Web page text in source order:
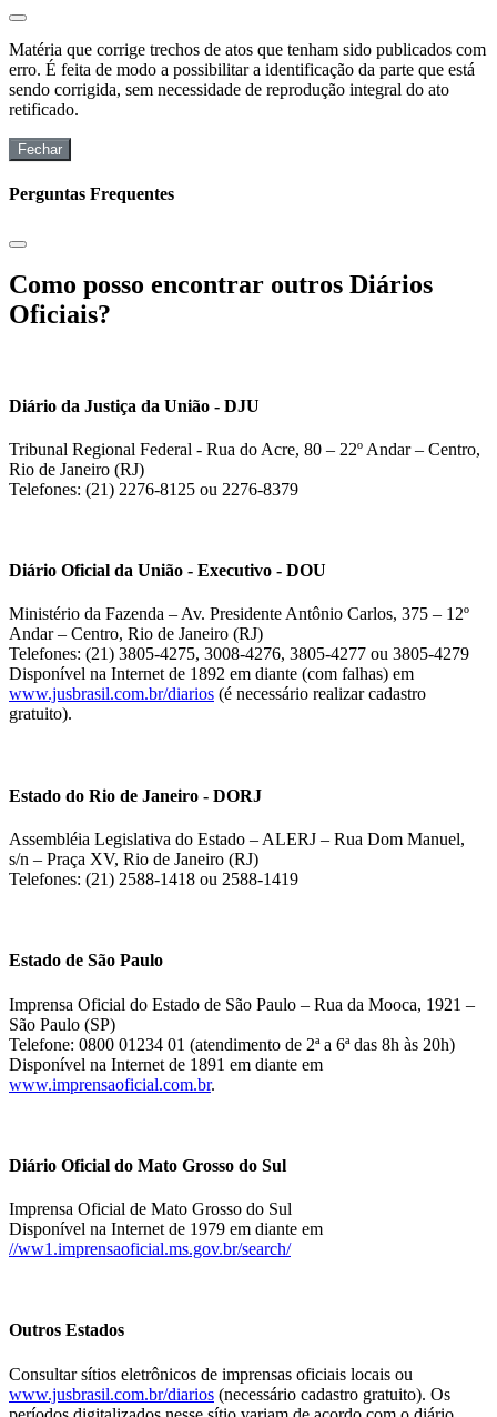
Matéria que corrige trechos de atos que tenham sido publicados com
erro. É feita de modo a possibilitar a identificação da parte que está
sendo corrigida, sem necessidade de reprodução integral do ato
retificado.
Fechar
Perguntas Frequentes
Como posso encontrar outros Diários
Oficiais?
Diário da Justiça da União - DJU
Tribunal Regional Federal - Rua do Acre, 80 – 22º Andar – Centro,
Rio de Janeiro (RJ)
Telefones: (21) 2276-8125 ou 2276-8379
Diário Oficial da União - Executivo - DOU
Ministério da Fazenda – Av. Presidente Antônio Carlos, 375 – 12º
Andar – Centro, Rio de Janeiro (RJ)
Telefones: (21) 3805-4275, 3008-4276, 3805-4277 ou 3805-4279
Disponível na Internet de 1892 em diante (com falhas) em
www.jusbrasil.com.br/diarios (é necessário realizar cadastro
gratuito).
Estado do Rio de Janeiro - DORJ
Assembléia Legislativa do Estado – ALERJ – Rua Dom Manuel,
s/n – Praça XV, Rio de Janeiro (RJ)
Telefones: (21) 2588-1418 ou 2588-1419
Estado de São Paulo
Imprensa Oficial do Estado de São Paulo – Rua da Mooca, 1921 –
São Paulo (SP)
Telefone: 0800 01234 01 (atendimento de 2ª a 6ª das 8h às 20h)
Disponível na Internet de 1891 em diante em
www.imprensaoficial.com.br.
Diário Oficial do Mato Grosso do Sul
Imprensa Oficial de Mato Grosso do Sul
Disponível na Internet de 1979 em diante em
//ww1.imprensaoficial.ms.gov.br/search/
Outros Estados
Consultar sítios eletrônicos de imprensas oficiais locais ou
www.jusbrasil.com.br/diarios (necessário cadastro gratuito). Os